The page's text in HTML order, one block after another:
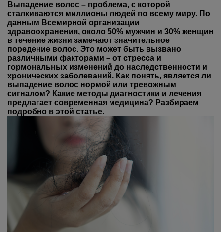
Выпадение волос – проблема, с которой
сталкиваются миллионы людей по всему миру. По
данным Всемирной организации
здравоохранения, около 50% мужчин и 30% женщин
в течение жизни замечают значительное
поредение волос. Это может быть вызвано
различными факторами – от стресса и
гормональных изменений до наследственности и
хронических заболеваний. Как понять, является ли
выпадение волос нормой или тревожным
сигналом? Какие методы диагностики и лечения
предлагает современная медицина? Разбираем
подробно в этой статье.